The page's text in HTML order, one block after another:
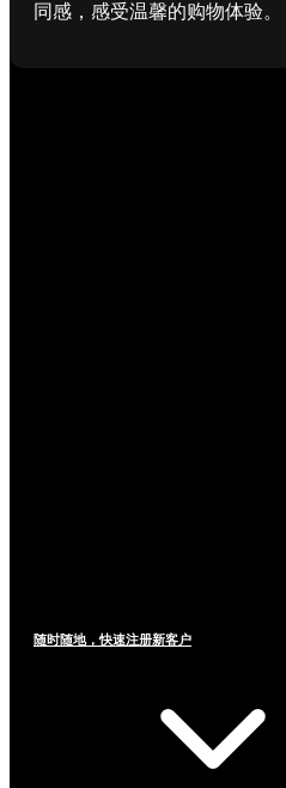
同感，感受温馨的购物体验。
随时随地，快速注册新客户